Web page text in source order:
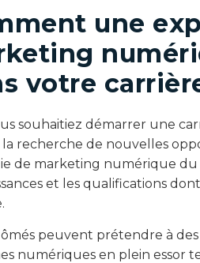
une
votre
souhaitiez démarrer une
la recherche de nouvelles
de marketing numérique du
et les qualifications
peuvent prétendre à
numériques en plein essor